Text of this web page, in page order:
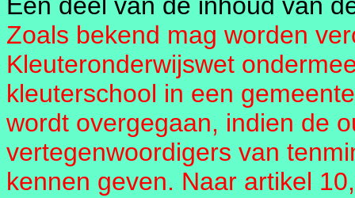
Zoals bekend mag worden
Kleuteronderwijswet
kleuterschool in een
wordt overgegaan, indien de
vertegenwoordigers van
kennen geven. Naar artikel